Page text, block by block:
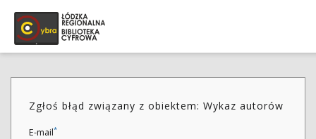
Zgłoś błąd związany z obiektem: Wykaz autorów
E-mail*